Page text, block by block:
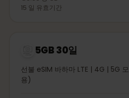
15 일 유효기간
5GB 30일
선불 eSIM 바하마 LTE | 4G | 5G
용)